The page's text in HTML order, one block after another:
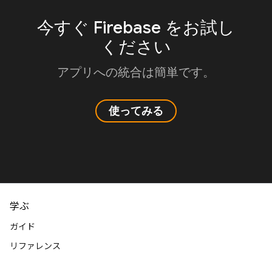
今すぐ Firebase をお試し
ください
アプリへの統合は簡単です。
使ってみる
学ぶ
ガイド
リファレンス